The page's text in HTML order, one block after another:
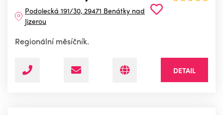
Podolecká 191/30, 29471 Benátky nad
Jizerou
Regionální měsíčník.
DETAIL